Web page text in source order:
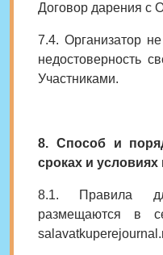
Договор дарения с
7.4. Организатор не
недостоверность
Участниками.
8. Способ и
сроках и
8.1. Правила
размещаются в